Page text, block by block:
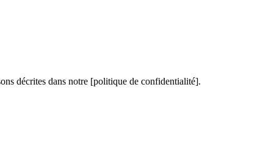
décrites dans notre [politique de confidentialité].